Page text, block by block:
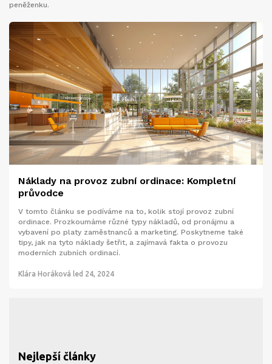
peněženku.
Náklady na provoz zubní ordinace: Kompletní
průvodce
V tomto článku se podíváme na to, kolik stojí provoz zubní
ordinace. Prozkoumáme různé typy nákladů, od pronájmu a
vybavení po platy zaměstnanců a marketing. Poskytneme také
tipy, jak na tyto náklady šetřit, a zajímavá fakta o provozu
moderních zubních ordinací.
Klára Horáková led 24, 2024
Nejlepší články